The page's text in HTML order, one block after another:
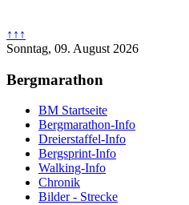
↑↑↑
Sonntag, 09. August 2026
Bergmarathon
BM Startseite
Bergmarathon-Info
Dreierstaffel-Info
Bergsprint-Info
Walking-Info
Chronik
Bilder - Strecke